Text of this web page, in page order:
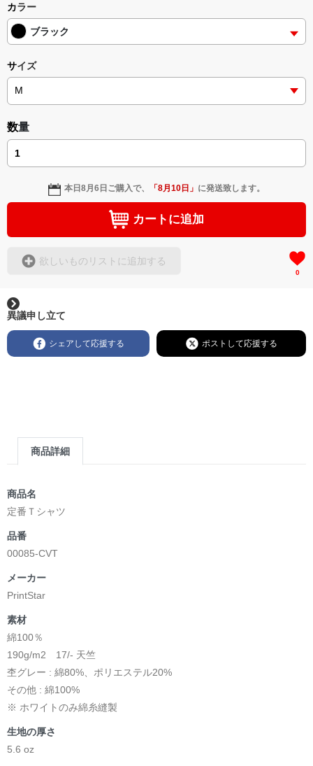
カラー
ブラック
サイズ
数量
本日8月6日 ご購入で、 「8月10日 」 に発送致します。
カートに追加
欲しいものリストに追加する
0
異議申し立て
シェアして応援する ポストして応援する
商品詳細
商品名
定番Ｔシャツ
品番
00085-CVT
メーカー
PrintStar
素材
綿100％
190g/m2 17/- 天竺
杢グレー : 綿80%、ポリエステル20%
その他 : 綿100%
※ ホワイトのみ綿糸縫製
生地の厚さ
5.6 oz